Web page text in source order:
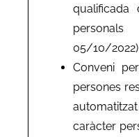
qualificada
05/10/2022)
Conveni
persones
caràcter